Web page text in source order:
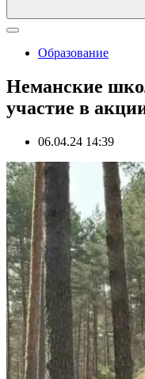
Образование
Неманские
участие в
06.04.24 14:39